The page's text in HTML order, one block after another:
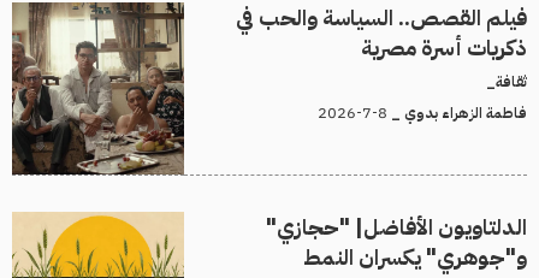
فيلم القصص.. السياسة والحب في
ذكريات أسرة مصرية
ثقافة_
فاطمة الزهراء بدوي _
الدلتاويون الأفاضل| "حجازي"
و"جوهري" يكسران النمط